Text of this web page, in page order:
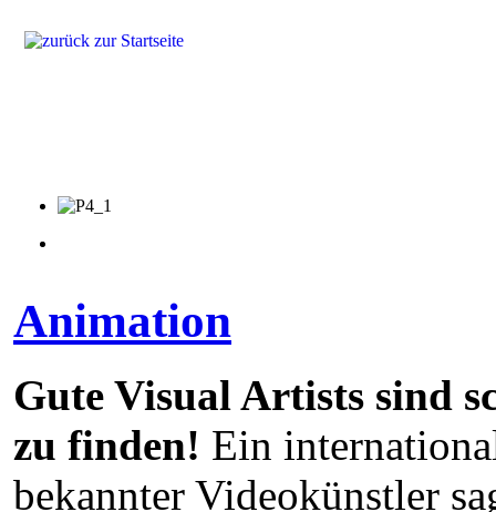
Animation
Gute Visual Artists sind
zu finden! Ein
bekannter Videokünstler